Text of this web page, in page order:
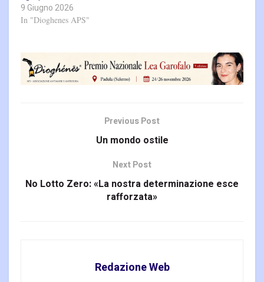
9 Giugno 2026
In "Dioghenes APS"
Previous Post
Un mondo ostile
Next Post
No Lotto Zero: «La nostra determinazione esce
rafforzata»
Redazione Web